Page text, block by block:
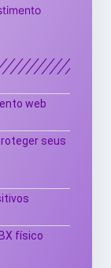
web
seus
físico